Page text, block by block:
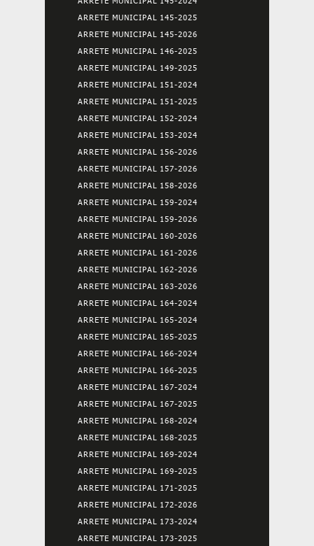
ARRETE MUNICIPAL 145-2025
ARRETE MUNICIPAL 145-2026
ARRETE MUNICIPAL 146-2025
ARRETE MUNICIPAL 149-2025
ARRETE MUNICIPAL 151-2024
ARRETE MUNICIPAL 151-2025
ARRETE MUNICIPAL 152-2024
ARRETE MUNICIPAL 153-2024
ARRETE MUNICIPAL 156-2026
ARRETE MUNICIPAL 157-2026
ARRETE MUNICIPAL 158-2026
ARRETE MUNICIPAL 159-2024
ARRETE MUNICIPAL 159-2026
ARRETE MUNICIPAL 160-2026
ARRETE MUNICIPAL 161-2026
ARRETE MUNICIPAL 162-2026
ARRETE MUNICIPAL 163-2026
ARRETE MUNICIPAL 164-2024
ARRETE MUNICIPAL 165-2024
ARRETE MUNICIPAL 165-2025
ARRETE MUNICIPAL 166-2024
ARRETE MUNICIPAL 166-2025
ARRETE MUNICIPAL 167-2024
ARRETE MUNICIPAL 167-2025
ARRETE MUNICIPAL 168-2024
ARRETE MUNICIPAL 168-2025
ARRETE MUNICIPAL 169-2024
ARRETE MUNICIPAL 169-2025
ARRETE MUNICIPAL 171-2025
ARRETE MUNICIPAL 172-2026
ARRETE MUNICIPAL 173-2024
ARRETE MUNICIPAL 173-2025